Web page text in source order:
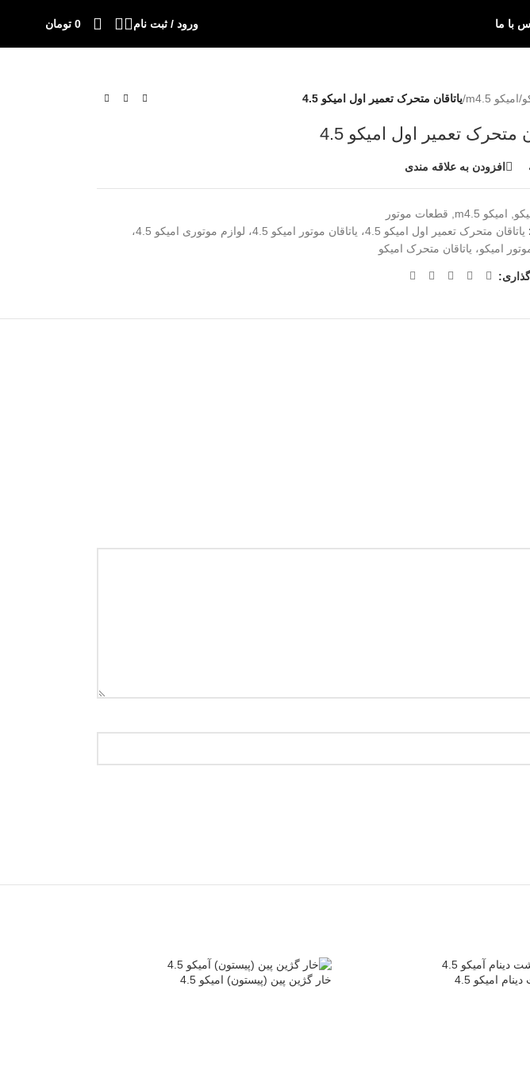
با ما ورود / ثبت نام 0 تومان
/امیکو m4.5 /یاتاقان متحرک تعمیر اول امیکو 4.5
متحرک تعمیر اول امیکو 4.5
افزودن به علاقه مندی
امیکو m4.5
قطعات موتور
یاتاقان متحرک تعمیر اول امیکو 4.5، یاتاقان موتور امیکو 4.5، لوازم موتوری امیکو 4.5،
امیکو، یاتاقان متحرک امیکو
امیکو 4.5 خار گژین پین (پیستون) امیکو 4.5